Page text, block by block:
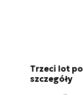
Trzeci lot
szczegóły